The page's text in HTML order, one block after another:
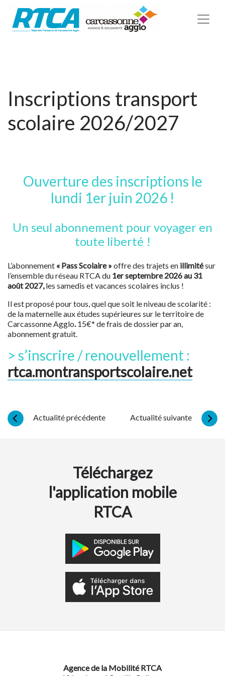
Inscriptions transport
scolaire 2026/2027
Ouverture des inscriptions le
lundi 1er juin 2026 !
Un seul abonnement pour voyager en
toute liberté !
L’abonnement « Pass Scolaire » offre des trajets en illimitésur
l’ensemble du réseau RTCA du 1er septembre 2026 au 31
août 2027,les samedis et vacances scolaires inclus !
Il est proposé pour tous, quel que soit le niveau de scolarité :
de la maternelle aux études supérieures sur le territoire de
Carcassonne Agglo.15€* de frais de dossier par an,
abonnement gratuit.
> s’inscrire / renouvellement :
rtca.montransportscolaire.net
Actualité précédente Actualité suivante
Téléchargez
l'application mobile
RTCA
Agence de la Mobilité RTCA